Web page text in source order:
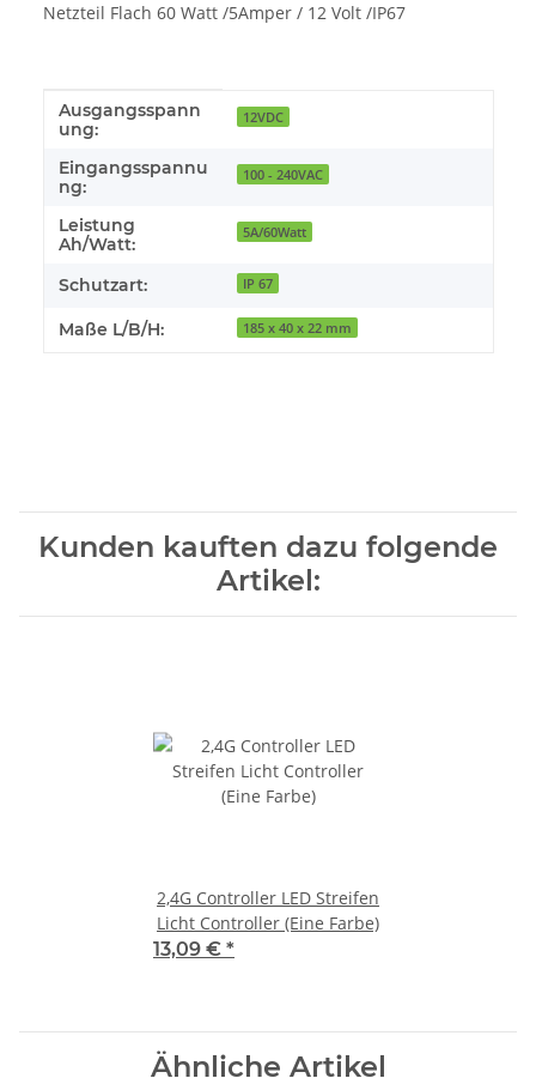
Netzteil Flach 60 Watt /5Amper / 12 Volt /IP67
Produkteigenschaft
Wert
Ausgangsspann
ung:
12VDC
Eingangsspannu
ng:
100 - 240VAC
Leistung
Ah/Watt:
5A/60Watt
Schutzart: IP 67
Maße L/B/H: 185 x 40 x 22 mm
Kunden kauften dazu folgende
Artikel:
2,4G Controller LED Streifen
Licht Controller (Eine Farbe)
13,09 € *
Ähnliche Artikel